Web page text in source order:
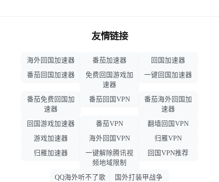
友情链接
海外回国加速器 番茄加速器
回国加速器
番茄回国加速器
免费回国游戏加
速器
一键回国加速器
番茄免费回国加
速器
番茄回国VPN
番茄海外回国加
速器
回国游戏加速器
番茄VPN
翻墙回国VPN
游戏加速器
海外回国VPN
归雁VPN
归雁加速器
一键解除腾讯视
频地域限制
回国VPN推荐
QQ海外听不了歌 国外打装甲战争